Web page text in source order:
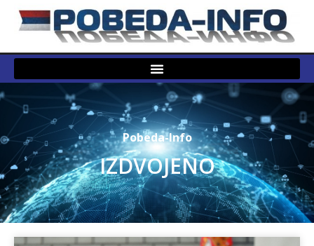
Pobeda-Info
IZDVOJENO